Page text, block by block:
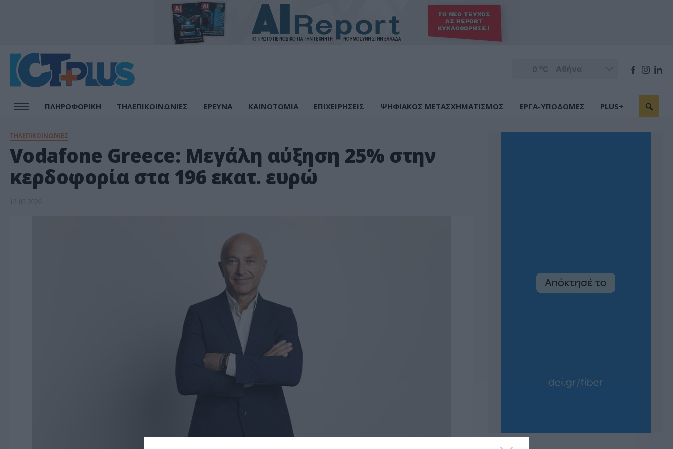
0 oC
ΠΛΗΡΟΦΟΡΙΚΗ ΤΗΛΕΠΙΚΟΙΝΩΝΙΕΣ ΕΡΕΥΝΑ ΚΑΙΝΟΤΟΜΙΑ ΕΠΙΧΕΙΡΗΣΕΙΣ ΨΗΦΙΑΚΟΣ ΜΕΤΑΣΧΗΜΑΤΙΣΜΟΣ ΕΡΓΑ-ΥΠΟΔΟΜΕΣ PLUS+
ΤΗΛΕΠΙΚΟΙΝΩΝΙΕΣ
Vodafone Greece: Μεγάλη αύξηση 25% στην
κερδοφορία στα 196 εκατ. ευρώ
13.05.2026